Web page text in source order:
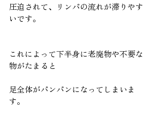
圧迫されて、リンパの流れが滞りやす
いです。
これによって下半身に老廃物や不要な
物がたまると
足全体がパンパンになってしまいま
す。